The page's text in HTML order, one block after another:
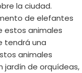
la ciudad.
de elefantes
estos animales
tendrá una
animales
jardín de orquídeas,